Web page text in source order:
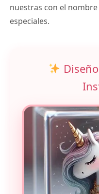
nuestras con el
especiales.